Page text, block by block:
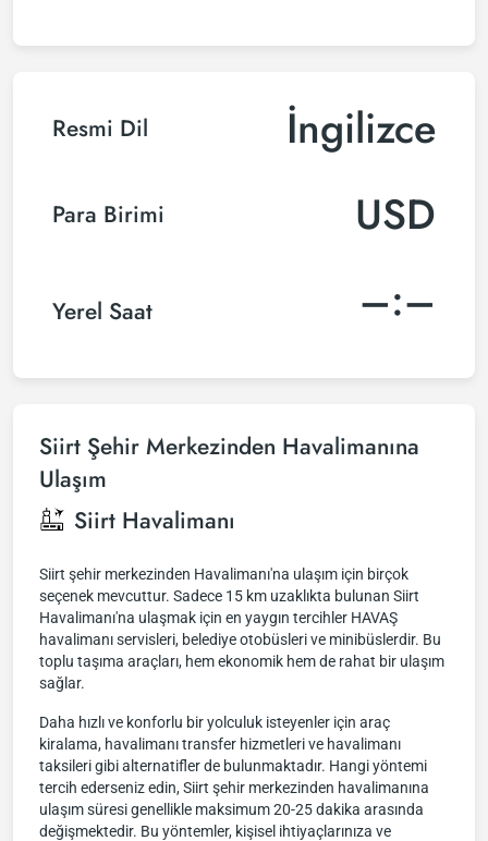
Resmi Dil İngilizce
Para Birimi USD
Yerel Saat –:–
Siirt Şehir Merkezinden Havalimanına
Ulaşım
Siirt Havalimanı
Siirt şehir merkezinden Havalimanı'na ulaşım için birçok
seçenek mevcuttur. Sadece 15 km uzaklıkta bulunan Siirt
Havalimanı'na ulaşmak için en yaygın tercihler HAVAŞ
havalimanı servisleri, belediye otobüsleri ve minibüslerdir. Bu
toplu taşıma araçları, hem ekonomik hem de rahat bir ulaşım
sağlar.
Daha hızlı ve konforlu bir yolculuk isteyenler için araç
kiralama, havalimanı transfer hizmetleri ve havalimanı
taksileri gibi alternatifler de bulunmaktadır. Hangi yöntemi
tercih ederseniz edin, Siirt şehir merkezinden havalimanına
ulaşım süresi genellikle maksimum 20-25 dakika arasında
değişmektedir. Bu yöntemler, kişisel ihtiyaçlarınıza ve